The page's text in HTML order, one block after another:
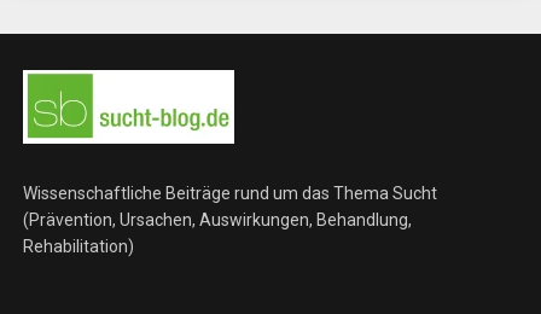
Wissenschaftliche Beiträge rund um das Thema Sucht
(Prävention, Ursachen, Auswirkungen, Behandlung,
Rehabilitation)